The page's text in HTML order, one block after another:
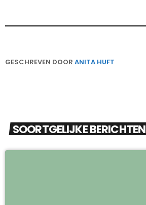
GESCHREVEN DOOR ANITA HUFT
SOORTGELIJKE BERICHTEN